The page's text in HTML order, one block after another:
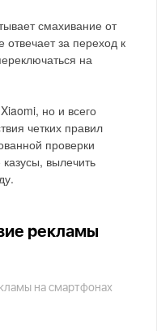
смахивание от
отвечает за переход к
на
но и всего
четких правил
проверки
вылечить
рекламы
на смартфонах